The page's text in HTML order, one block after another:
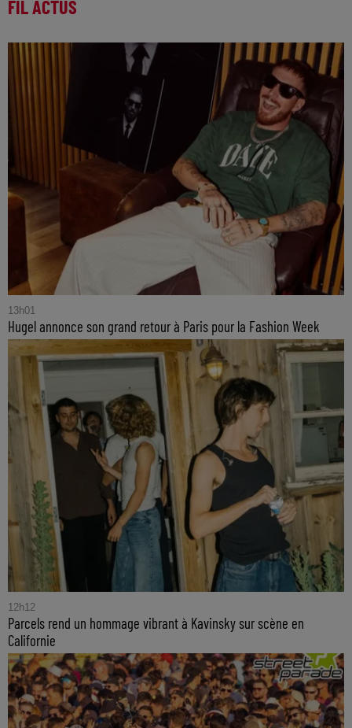
FIL ACTUS
13h01
Hugel annonce son grand retour à Paris pour la Fashion Week
12h12
Parcels rend un hommage vibrant à Kavinsky sur scène en
Californie